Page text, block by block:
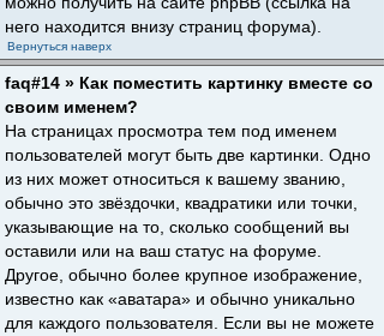
него находится внизу страниц форума).
Вернуться наверх
faq#14 » Как поместить картинку вместе со
своим именем?
На страницах просмотра тем под именем
пользователей могут быть две картинки. Одно
из них может относиться к вашему званию,
обычно это звёздочки, квадратики или точки,
указывающие на то, сколько сообщений вы
оставили или на ваш статус на форуме.
Другое, обычно более крупное изображение,
известно как «аватара» и обычно уникально
для каждого пользователя. Если вы не можете